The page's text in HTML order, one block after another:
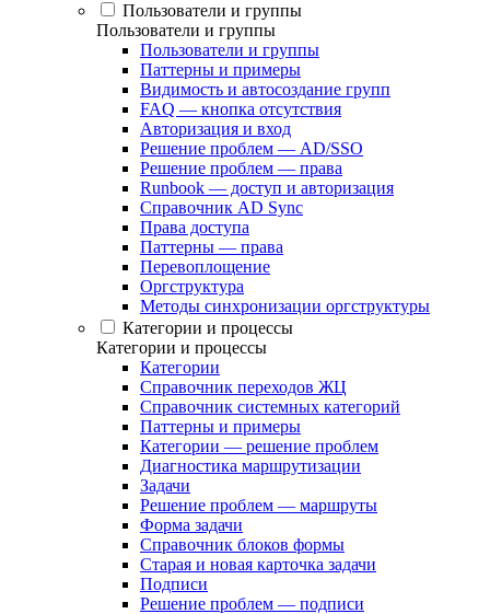
Пользователи и группы
Пользователи и группы
Пользователи и группы
Паттерны и примеры
Видимость и автосоздание групп
FAQ — кнопка отсутствия
Авторизация и вход
Решение проблем — AD/SSO
Решение проблем — права
Runbook — доступ и авторизация
Справочник AD Sync
Права доступа
Паттерны — права
Перевоплощение
Оргструктура
Методы синхронизации оргструктуры
Категории и процессы
Категории и процессы
Категории
Справочник переходов ЖЦ
Справочник системных категорий
Паттерны и примеры
Категории — решение проблем
Диагностика маршрутизации
Задачи
Решение проблем — маршруты
Форма задачи
Справочник блоков формы
Старая и новая карточка задачи
Подписи
Решение проблем — подписи